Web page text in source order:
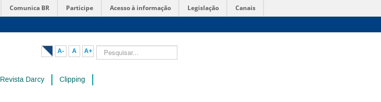
Comunica BR Participe Acesso à informação Legislação Canais
A- A A+ Pesquisar...
Revista Darcy Clipping